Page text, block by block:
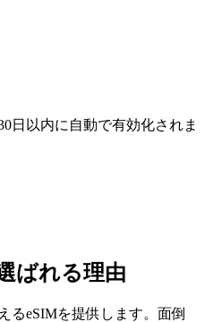
日以内に自動で有効化されま
ばれる理由
るeSIMを提供します。面倒